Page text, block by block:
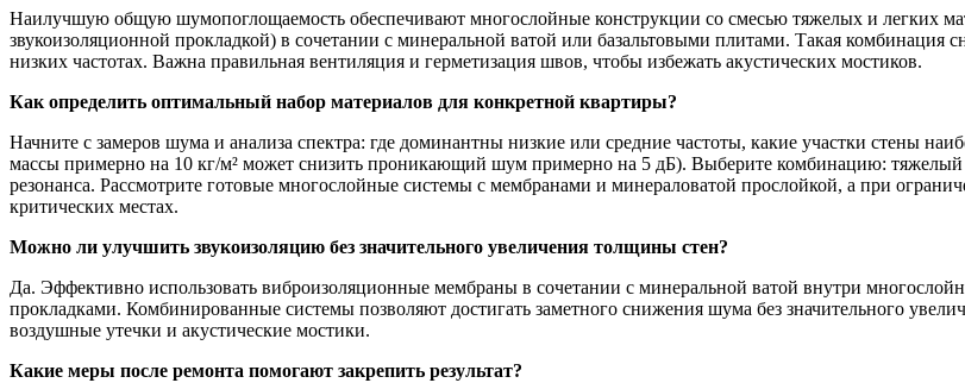
Наилучшую общую шумопоглощаемость обеспечивают многослойные конструкции со смесью тяжелых и легких
звукоизоляционной прокладкой) в сочетании с минеральной ватой или базальтовыми плитами. Такая комбинация
низких частотах. Важна правильная вентиляция и герметизация швов, чтобы избежать акустических мостиков.
Как определить оптимальный набор материалов для конкретной квартиры?
Начните с замеров шума и анализа спектра: где доминантны низкие или средние частоты, какие участки стены
массы примерно на 10 кг/м² может снизить проникающий шум примерно на 5 дБ). Выберите комбинацию:
резонанса. Рассмотрите готовые многослойные системы с мембранами и минераловатой прослойкой, а при
критических местах.
Можно ли улучшить звукоизоляцию без значительного увеличения толщины стен?
Да. Эффективно использовать виброизоляционные мембраны в сочетании с минеральной ватой внутри
прокладками. Комбинированные системы позволяют достигать заметного снижения шума без значительного
воздушные утечки и акустические мостики.
Какие меры после ремонта помогают закрепить результат?